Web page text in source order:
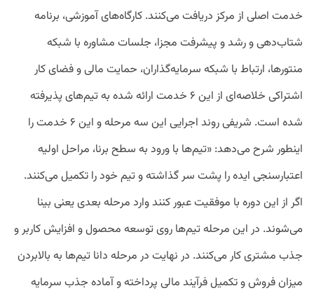
خدمت اصلی از مرکز دریافت می‌کنند. کارگاه‌های آموزشی، برنامه
شتاب‌دهی و رشد و پیشرفت مجزا، جلسات مشاوره با شبکه
منتور‌ها، ارتباط با شبکه سرمایه‌گذاران، حمایت مالی و فضای کار
اشتراکی خلاصه‌ای از این ۶ خدمت ارائه شده به تیم‌های پذیرفته
شده است. شریفی روند اجرایی این سه مرحله و این ۶ خدمت را
اینطور شرح می‌دهد: «تیم‌ها با ورود به سطح برنا، مراحل اولیه
اعتبارسنجی ایده را پشت سر گذاشته و تیم خود را تکمیل می‌کنند.
اگر از این دوره با موفقیت عبور کنند وارد مرحله بعدی یعنی بینا
می‌شوند. در این مرحله تیم‌ها روی توسعه محصول و افزایش کاربر و
جذب مشتری کار می‌کنند. در نهایت در مرحله دانا تیم‌ها به بالابردن
میزان فروش و تکمیل فرآیند مالی پرداخته و آماده جذب سرمایه